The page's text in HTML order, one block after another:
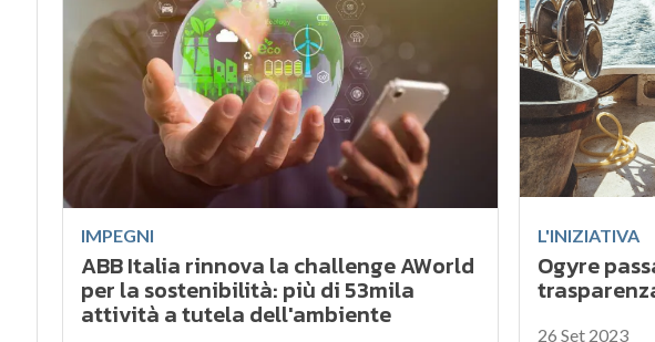
IMPEGNI
ABB Italia rinnova la challenge AWorld
per la sostenibilità: più di 53mila
attività a tutela dell'ambiente
L'INIZIATIVA
Ogyre
26 Set 2023